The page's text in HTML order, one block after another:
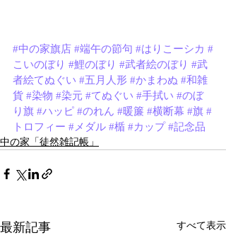
#中の家旗店 #端午の節句 #はりこーシカ #
こいのぼり #鯉のぼり #武者絵のぼり #武
者絵てぬぐい #五月人形 #かまわぬ #和雑
貨 #染物 #染元 #てぬぐい #手拭い #のぼ
り旗 #ハッピ #のれん #暖簾 #横断幕 #旗 #
トロフィー #メダル #楯 #カップ #記念品
中の家「徒然雑記帳」
最新記事 すべて表示